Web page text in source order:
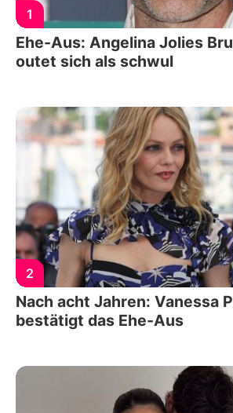
1
Ehe-Aus: Angelina Jolies
outet sich als schwul
2
Nach acht Jahren: Vanessa
bestätigt das Ehe-Aus